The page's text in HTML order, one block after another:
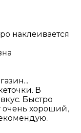
наклеивается
В
Быстро
очень хороший,